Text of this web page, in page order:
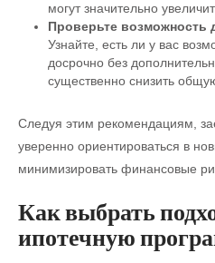
могут значительно
Проверьте возможность
Узнайте, есть ли у вас
досрочно без
существенно снизить
Следуя этим рекомендациям,
уверенно ориентироваться в
минимизировать финансовые
Как выбрать
ипотечную